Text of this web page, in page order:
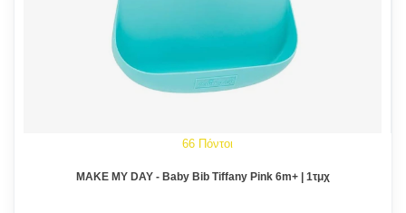
66 Πόντοι
MAKE MY DAY - Baby Bib Tiffany Pink 6m+ | 1τμχ